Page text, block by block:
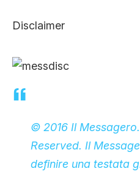
Disclaimer
© 2016 Il
Reserved. Il
definire una testata